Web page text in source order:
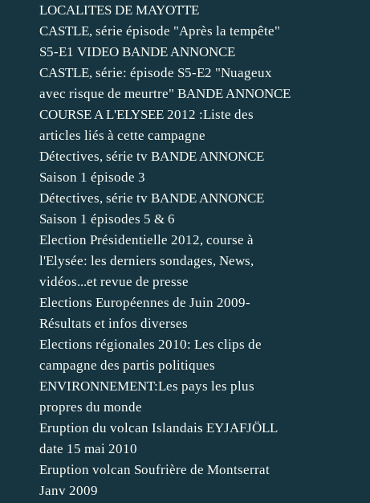
LOCALITES DE MAYOTTE
CASTLE, série épisode "Après la tempête"
S5-E1 VIDEO BANDE ANNONCE
CASTLE, série: épisode S5-E2 "Nuageux
avec risque de meurtre" BANDE ANNONCE
COURSE A L'ELYSEE 2012 :Liste des
articles liés à cette campagne
Détectives, série tv BANDE ANNONCE
Saison 1 épisode 3
Détectives, série tv BANDE ANNONCE
Saison 1 épisodes 5 & 6
Election Présidentielle 2012, course à
l'Elysée: les derniers sondages, News,
vidéos...et revue de presse
Elections Européennes de Juin 2009-
Résultats et infos diverses
Elections régionales 2010: Les clips de
campagne des partis politiques
ENVIRONNEMENT:Les pays les plus
propres du monde
Eruption du volcan Islandais EYJAFJÖLL
date 15 mai 2010
Eruption volcan Soufrière de Montserrat
Janv 2009